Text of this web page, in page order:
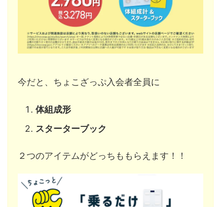
今だと、ちょこざっぷ入会者全員に
体組成形
スターターブック
２つのアイテムがどっちももらえます！！